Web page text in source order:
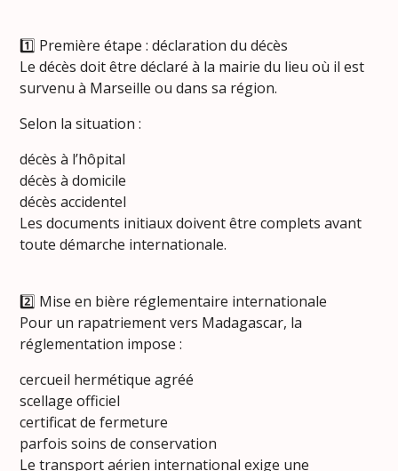
1️⃣ Première étape : déclaration du décès
Le décès doit être déclaré à la mairie du lieu où il est
survenu à Marseille ou dans sa région.
Selon la situation :
décès à l’hôpital
décès à domicile
décès accidentel
Les documents initiaux doivent être complets avant
toute démarche internationale.
2️⃣ Mise en bière réglementaire internationale
Pour un rapatriement vers Madagascar, la
réglementation impose :
cercueil hermétique agréé
scellage officiel
certificat de fermeture
parfois soins de conservation
Le transport aérien international exige une